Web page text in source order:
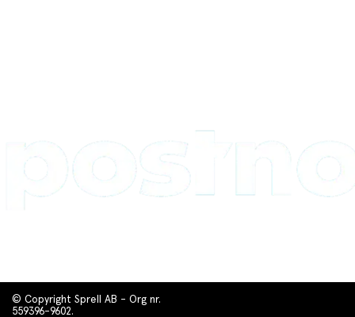
© Copyright Sprell AB - Org nr.
559396-9602.